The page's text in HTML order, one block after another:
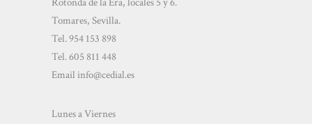
Tomares, Sevilla.
Tel.954 153 898
Tel.605 811 448
Email info@cedial.es
Lunes a Viernes